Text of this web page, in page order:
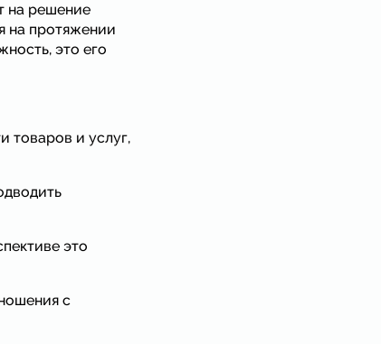
на решение
на протяжении
это его
товаров и услуг,
это
с